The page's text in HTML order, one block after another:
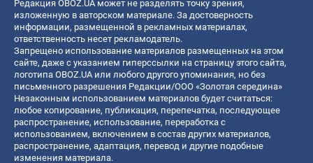
Редакция OBOZ.UA может не разделять точку зрения,
изложенную в авторском материале. За достоверность
информации, размещенной в рекламных материалах,
ответственность несет рекламодатель.
Запрещено использование материалов размещенных на этом
сайте, даже с указанием гиперссылки на страницу этого сайта,
логотипа OBOZ.UA или любого другого упоминания, но без
письменного разрешения Редакции/ООО «Золотая середина»
Незаконным использованием материалов будет считаться:
любое копирование, публикация, перепечатка, последующее
распространение, использование, переработка с
использованием, включением в состав других материалов,
распространение, адаптация, перевод и другие подобные
изменения материала.